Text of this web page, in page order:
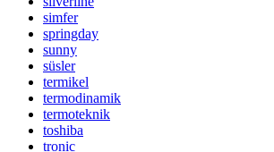
simfer
springday
sunny
süsler
termikel
termodinamik
termoteknik
toshiba
tronic